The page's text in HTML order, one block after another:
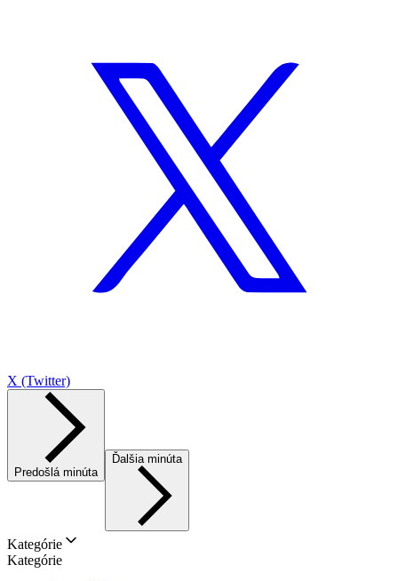
X (Twitter)
Predošlá minúta
Ďalšia minúta
Kategórie
Kategórie